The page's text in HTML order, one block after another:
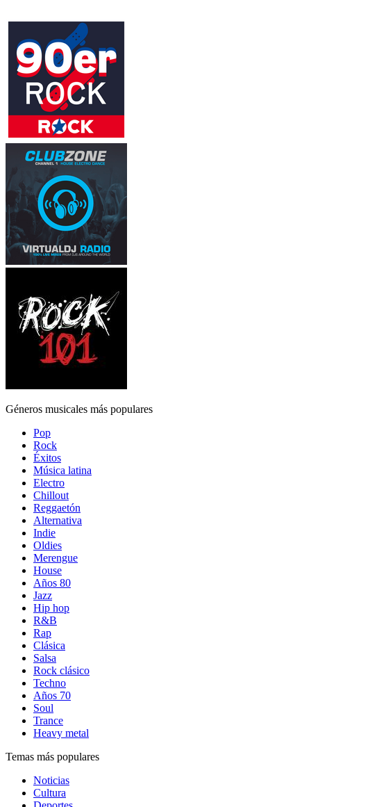
Géneros musicales más populares
Pop
Rock
Éxitos
Música latina
Electro
Chillout
Reggaetón
Alternativa
Indie
Oldies
Merengue
House
Años 80
Jazz
Hip hop
R&B
Rap
Clásica
Salsa
Rock clásico
Techno
Años 70
Soul
Trance
Heavy metal
Temas más populares
Noticias
Cultura